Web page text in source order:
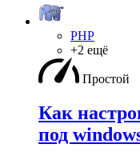
PHP
+2 ещё
Простой
Как
под